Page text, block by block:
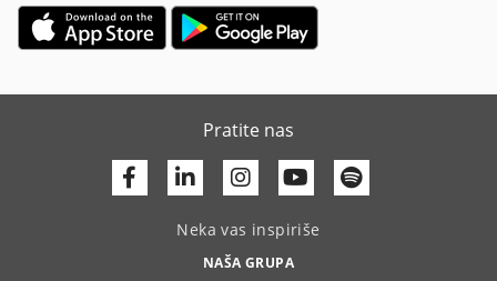
Pratite nas
Facebook
Linkedin Youtube
Neka vas inspiriše
NAŠA GRUPA